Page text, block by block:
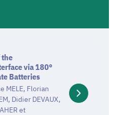
the
via 180°
Batteries
MELE, Florian
Didier DEVAUX,
et